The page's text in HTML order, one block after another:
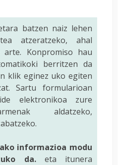
batzen naiz lehen
atzeratzeko, ahal
Konpromiso hau
berritzen da
klik eginez uko egiten
Sartu formularioan
elektronikoa zure
aldatzeko,
informazioa modu
da.eta itunera